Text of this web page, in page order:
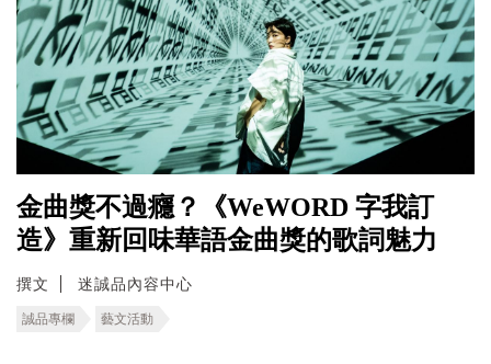
金曲獎不過癮？《WeWORD 字我訂
造》重新回味華語金曲獎的歌詞魅力
撰文 迷誠品內容中心
誠品專欄 藝文活動